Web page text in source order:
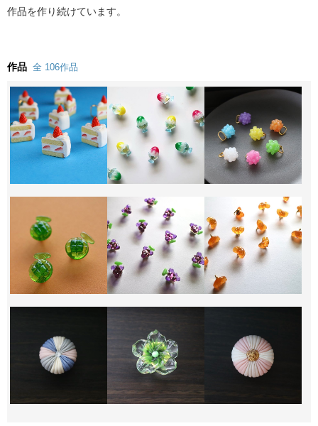
作品を作り続けています。
作品 全 106作品